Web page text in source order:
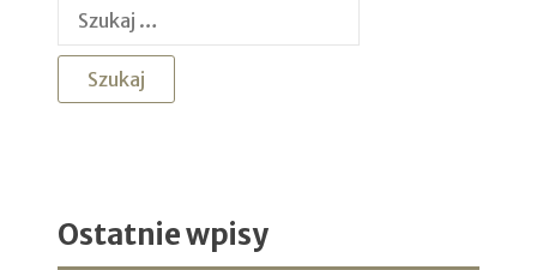
Szukaj:
Ostatnie wpisy